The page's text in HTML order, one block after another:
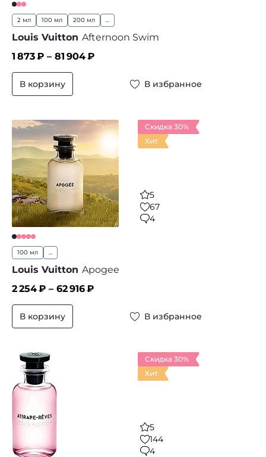
2 мл 100 мл 200 мл
Louis Vuitton Afternoon Swim
1 873₽ – 81 904₽
В корзину В избранное
Скидка 30%
Хит
5
67
4
100 мл
Louis Vuitton Apogee
2 254₽ – 62 916₽
В корзину В избранное
Скидка 30%
Хит
5
144
4